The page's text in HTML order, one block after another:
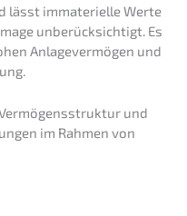
lässt immate­ri­el­le Werte
unberück­sich­tigt. Es
Anlage­ver­mö­gen und
und
im Rahmen von